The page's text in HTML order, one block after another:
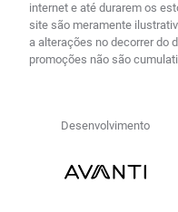
internet e até durarem os
site são meramente
a alterações no decorrer do
promoções não são
Desenvolvimento